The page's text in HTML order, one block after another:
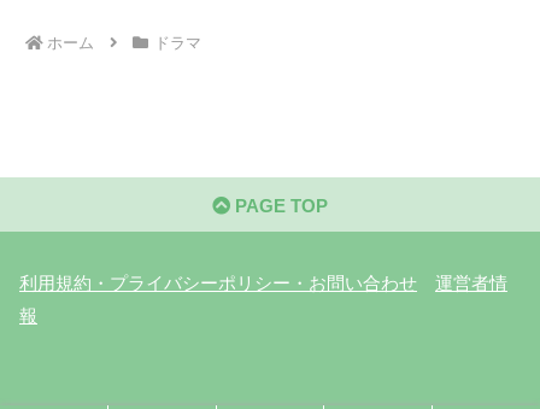
ホーム ドラマ
PAGE TOP
利用規約・プライバシーポリシー・お問い合わせ
運営者情
報